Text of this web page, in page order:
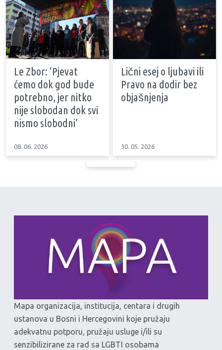
Le Zbor: ‘Pjevat
ćemo dok god bude
potrebno, jer nitko
nije slobodan dok svi
nismo slobodni’
08. 06. 2026
Lični esej o ljubavi ili
Pravo na dodir bez
objašnjenja
30. 05. 2026
Mapa organizacija, institucija, centara i drugih
ustanova u Bosni i Hercegovini koje pružaju
adekvatnu potporu, pružaju usluge i/ili su
senzibilizirane za rad sa LGBTI osobama